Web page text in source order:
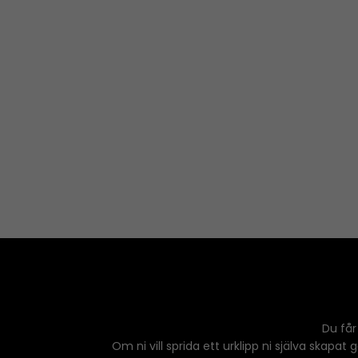
Du
Om ni vill sprida ett urklipp ni själva